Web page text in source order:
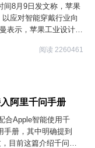
间8月9日发文称，苹果
应对智能穿戴行业向
表示，苹果工业设计团
果尚未确定具体方案，
Watch SE更低价的
推动可穿戴设备业务
阅读 2260461
阿里千问手册
合Apple智能使用千
手册，其中明确提到
目前这篇介绍千问扩